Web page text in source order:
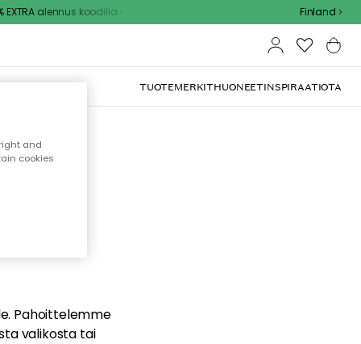
alennus koodilla Finland
TUOTEMERKITHUONEETINSPIRAATIOTA
Pahoittelemme
valikosta tai
and
cookies